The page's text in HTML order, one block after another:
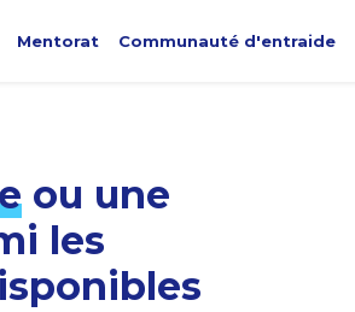
Mentorat Communauté d'entraide
ou une
les